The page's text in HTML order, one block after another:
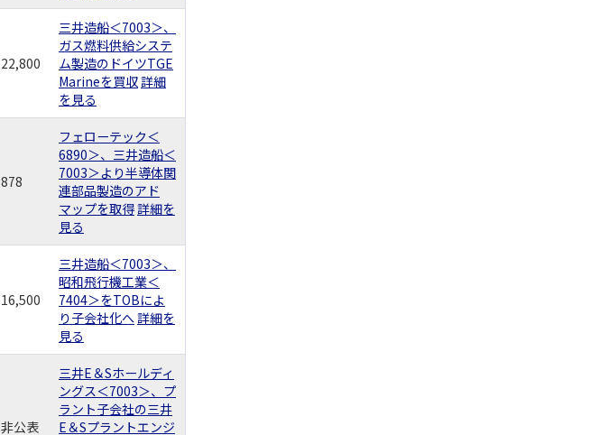
22,800
三井造船＜7003＞、
ガス燃料供給システ
ム製造のドイツTGE
Marineを買収詳細
を見る
878
フェローテック＜
6890＞、三井造船＜
7003＞より半導体関
連部品製造のアド
マップを取得詳細を
見る
16,500
三井造船＜7003＞、
昭和飛行機工業＜
7404＞をTOBによ
り子会社化へ詳細を
見る
非公表
三井E＆Sホールディ
ングス＜7003＞、プ
ラント子会社の三井
E＆Sプラントエンジ